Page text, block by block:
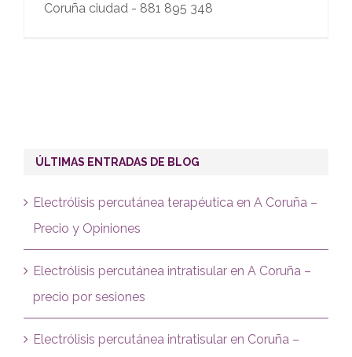
Coruña ciudad - 881 895 348
ÚLTIMAS ENTRADAS DE BLOG
Electrólisis percutánea terapéutica en A Coruña –
Precio y Opiniones
Electrólisis percutánea intratisular en A Coruña –
precio por sesiones
Electrólisis percutánea intratisular en Coruña –